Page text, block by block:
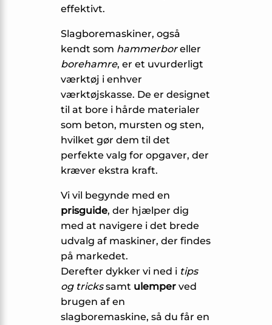
effektivt.
Slagboremaskiner, også
kendt som hammerboreller
borehamre, er et uvurderligt
værktøj i enhver
værktøjskasse. De er designet
til at bore i hårde materialer
som beton, mursten og sten,
hvilket gør dem til det
perfekte valg for opgaver, der
kræver ekstra kraft.
Vi vil begynde med en
prisguide, der hjælper dig
med at navigere i det brede
udvalg af maskiner, der findes
på markedet.
Derefter dykker vi ned i tips
og trickssamt ulemper ved
brugen af en
slagboremaskine, så du får en